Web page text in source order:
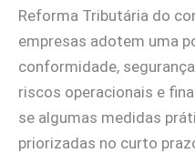
Reforma Tributária do
empresas adotem uma
conformidade,
riscos operacionais e
se algumas medidas
priorizadas no curto